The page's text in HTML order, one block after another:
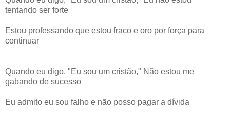
tentando ser forte
Estou professando que estou fraco e oro por força para
continuar
Quando eu digo, "Eu sou um cristão," Não estou me
gabando de sucesso
Eu admito eu sou falho e não posso pagar a dívida